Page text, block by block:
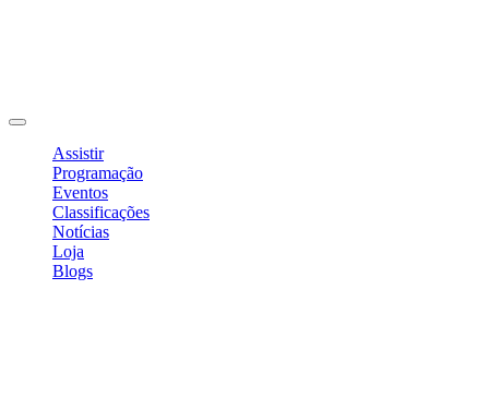
Assistir
Programação
Eventos
Classificações
Notícias
Loja
Blogs